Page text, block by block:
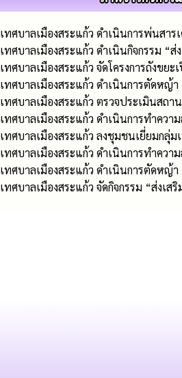
เทศบาลเมืองสระแก้ว ดำเนินการพ่นสา
เทศบาลเมืองสระแก้ว ดำเนินกิจกรรม “
เทศบาลเมืองสระแก้ว จัดโครงการถังขยะ
เทศบาลเมืองสระแก้ว ดำเนินการตัดหญ้า
เทศบาลเมืองสระแก้ว ตรวจประเมินสถ
เทศบาลเมืองสระแก้ว ดำเนินการทำควา
เทศบาลเมืองสระแก้ว ลงชุมชนเยี่ยมกลุ่ม
เทศบาลเมืองสระแก้ว ดำเนินการทำควา
เทศบาลเมืองสระแก้ว ดำเนินการตัดหญ้า
เทศบาลเมืองสระแก้ว จัดกิจกรรม “ส่งเ